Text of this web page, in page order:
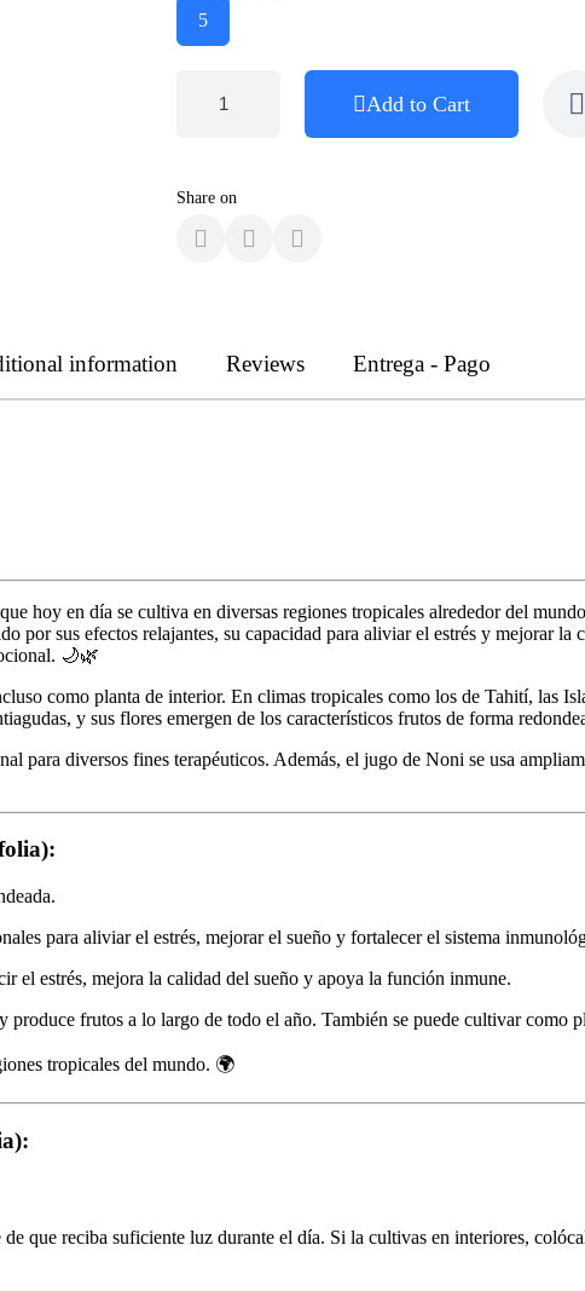
5
Add to Cart
Share on
information Reviews Entrega - Pago
hoy en día se cultiva en diversas regiones tropicales alrededor del
por sus efectos relajantes, su capacidad para aliviar el estrés y mejorar
🌙🌿
como planta de interior. En climas tropicales como los de Tahití, las
y sus flores emergen de los característicos frutos de forma
para diversos fines terapéuticos. Además, el jugo de Noni se usa
para aliviar el estrés, mejorar el sueño y fortalecer el sistema
el estrés, mejora la calidad del sueño y apoya la función inmune.
produce frutos a lo largo de todo el año. También se puede cultivar como
tropicales del mundo. 🌍
que reciba suficiente luz durante el día. Si la cultivas en interiores,